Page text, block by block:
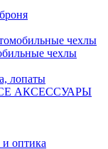
чехлы
чехлы
лопаты
АКСЕССУАРЫ
оптика